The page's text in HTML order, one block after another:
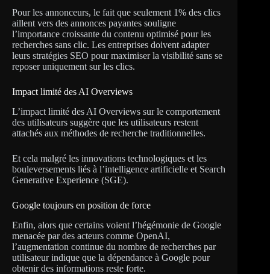
Pour les annonceurs, le fait que seulement 1% des clics
aillent vers des annonces payantes souligne
l’importance croissante du contenu optimisé pour les
recherches sans clic. Les entreprises doivent adapter
leurs stratégies SEO pour maximiser la visibilité sans se
reposer uniquement sur les clics.
Impact limité des AI Overviews
L’impact limité des AI Overviews sur le comportement
des utilisateurs suggère que les utilisateurs restent
attachés aux méthodes de recherche traditionnelles.
Et cela malgré les innovations technologiques et les
bouleversements liés à l’intelligence artificielle et Search
Generative Experience (SGE).
Google toujours en position de force
Enfin, alors que certains voient l’hégémonie de Google
menacée par des acteurs comme OpenAI,
l’augmentation continue du nombre de recherches par
utilisateur indique que la dépendance à Google pour
obtenir des informations reste forte.